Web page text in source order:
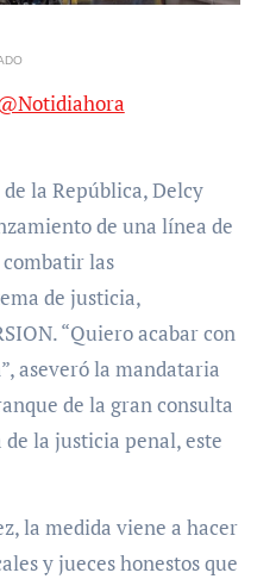
de una línea de
las
de justicia,
“Quiero acabar con
aseveró la mandataria
de la gran consulta
la justicia penal, este
la medida viene a hacer
y jueces honestos que